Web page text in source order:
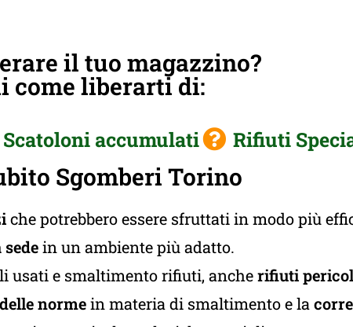
il tuo magazzino?
come liberarti di:
Scatoloni accumulati Rifiuti
Sgomberi Torino
che potrebbero essere sfruttati in modo più
in un ambiente più adatto.
usati e smaltimento rifiuti, ancherifiuti
normein materia di smaltimento e la